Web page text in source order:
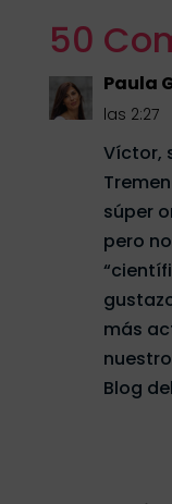
50
Paula
las 2:27
Víctor,
súper
pero
más
Blog